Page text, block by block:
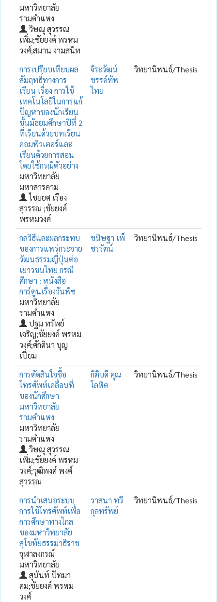
มหาวิทยาลัย
รามคำแหง
วิษณุ สุวรรณ
เพิ่ม;ชัยยงค์ พรหม
วงศ์;สมาน งามสนิท
การเปรียบเทียบผล
สัมฤทธิ์ทางการ
เรียน เรื่อง การใช้
เทคโนโลยีในการแก้
ปัญหาของนักเรียน
ชั้นมัธยมศึกษาปีที่ 2
ที่เรียนด้วยบทเรียน
คอมพิวเตอร์และ
เรียนด้วยการสอน
โดยใช้กรณีตัวอย่าง
มหาวิทยาลัย
มหาสารคาม
ไชยยศ เรือง
สุวรรณ ;ชัยยงค์
พรหมวงศ์
จิระวัฒน์
ขรรค์ทัพ
ไทย
วิทยานิพนธ์/Thesis
กลวิธีและผลกระทบ
ของการแพร่กระจาย
วัฒนธรรมญี่ปุ่นต่อ
เยาวชนไทย กรณี
ศึกษา : หนังสือ
การ์ตูนเรื่องวันพีซ
มหาวิทยาลัย
รามคำแหง
ปฐม ทรัพย์
เจริญ;ชัยยงค์ พรหม
วงศ์;ศักดินา บุญ
เปี่ยม
ขนิษฐา เพ็
ชรรัตน์
วิทยานิพนธ์/Thesis
การตัดสินใจซื้อ
โทรศัพท์เคลื่อนที่
ของนักศึกษา
มหาวิทยาลัย
รามคำแหง
มหาวิทยาลัย
รามคำแหง
วิษณุ สุวรรณ
เพิ่ม;ชัยยงค์ พรหม
วงศ์;วุฒิพงศ์ พงศ์
สุวรรณ
กิติบดี คุณ
โลหิต
วิทยานิพนธ์/Thesis
การนำเสนอระบบ
การใช้โทรศัพท์เพื่อ
การศึกษาทางไกล
ของมหาวิทยาลัย
สุโขทัยธรรมาธิราช
จุฬาลงกรณ์
มหาวิทยาลัย
สุนันท์ ปัทมา
คม;ชัยยงค์ พรหม
วงศ์
วาสนา ทวี
กุลทรัพย์
วิทยานิพนธ์/Thesis